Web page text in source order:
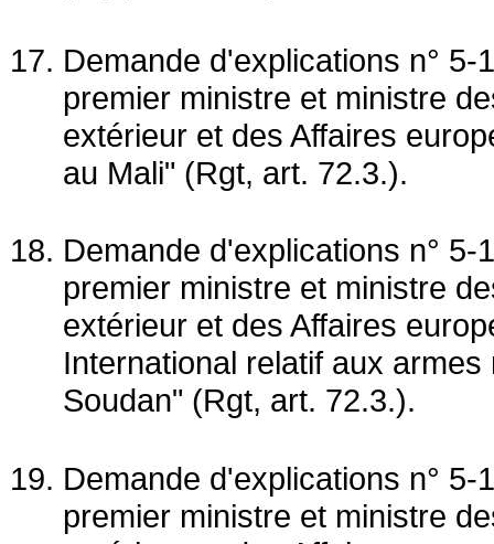
Demande d'explications n°
premier ministre et ministre
extérieur et des Affaires
au Mali" (Rgt, art. 72.3.).
Demande d'explications n°
premier ministre et ministre
extérieur et des Affaires
International relatif aux
Soudan" (Rgt, art. 72.3.).
Demande d'explications n°
premier ministre et ministre